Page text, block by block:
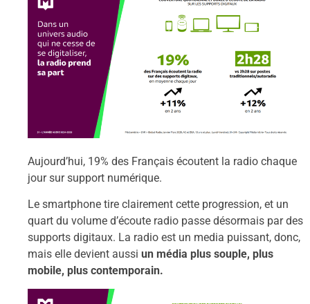
Aujourd’hui, 19% des Français écoutent la radio chaque
jour sur support numérique.
Le smartphone tire clairement cette progression, et un
quart du volume d’écoute radio passe désormais par des
supports digitaux. La radio est un media puissant, donc,
mais elle devient aussi un média plus souple, plus
mobile, plus contemporain.